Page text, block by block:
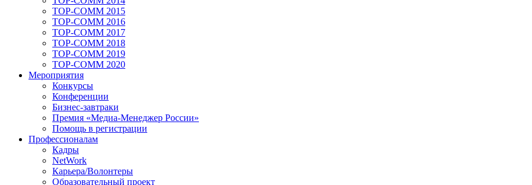
TOP-COMM 2015
TOP-COMM 2016
TOP-COMM 2017
TOP-COMM 2018
TOP-COMM 2019
TOP-COMM 2020
Мероприятия
Конкурсы
Конференции
Бизнес-завтраки
Премия «Медиа-Менеджер России»
Помощь в регистрации
Профессионалам
Кадры
NetWork
Карьера/Волонтеры
Образовательный проект